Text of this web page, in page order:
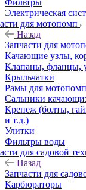
Фильтры
Электрическая
для мотопомп
Назад
Запчасти для
Качающие узлы,
Клапаны, фланцы,
Крыльчатки
Рамы для мотопомп
Сальники
Крепеж (болты,
и т.д.)
Улитки
Фильтры воды
для садовой
Назад
Запчасти для
Карбюраторы